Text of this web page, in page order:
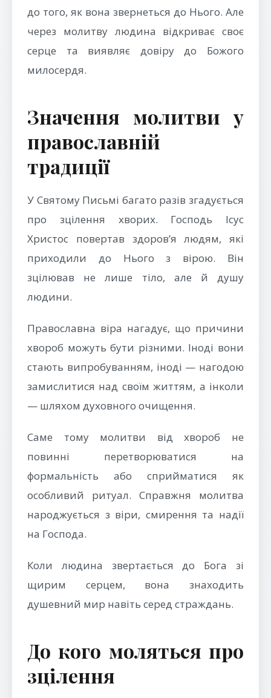
до того, як вона звернеться до Нього. Але
через молитву людина відкриває своє
серце та виявляє довіру до Божого
милосердя.
Значення молитви у
православній
традиції
У Святому Письмі багато разів згадується
про зцілення хворих. Господь Ісус
Христос повертав здоров’я людям, які
приходили до Нього з вірою. Він
зцілював не лише тіло, але й душу
людини.
Православна віра нагадує, що причини
хвороб можуть бути різними. Іноді вони
стають випробуванням, іноді — нагодою
замислитися над своїм життям, а інколи
— шляхом духовного очищення.
Саме тому молитви від хвороб не
повинні перетворюватися на
формальність або сприйматися як
особливий ритуал. Справжня молитва
народжується з віри, смирення та надії
на Господа.
Коли людина звертається до Бога зі
щирим серцем, вона знаходить
душевний мир навіть серед страждань.
До кого моляться про
зцілення